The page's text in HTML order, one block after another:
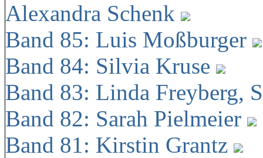
Alexandra Schenk
Band 85: Luis Moßburger
Band 84: Silvia Kruse
Band 83: Linda Freyberg,
Band 82: Sarah Pielmeier
Band 81: Kirstin Grantz